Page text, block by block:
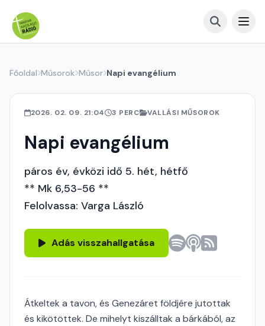
Főoldal Műsorok Műsor Napi evangélium
2026. 02. 09. 21:04 3 PERC VALLÁSI MŰSOROK
Napi evangélium
páros év, évközi idő 5. hét, hétfő
** Mk 6,53-56 **
Felolvassa: Varga László
Adás visszahallgatása
Átkeltek a tavon, és Genezáret földjére jutottak
és kikötöttek. De mihelyt kiszálltak a bárkából, az